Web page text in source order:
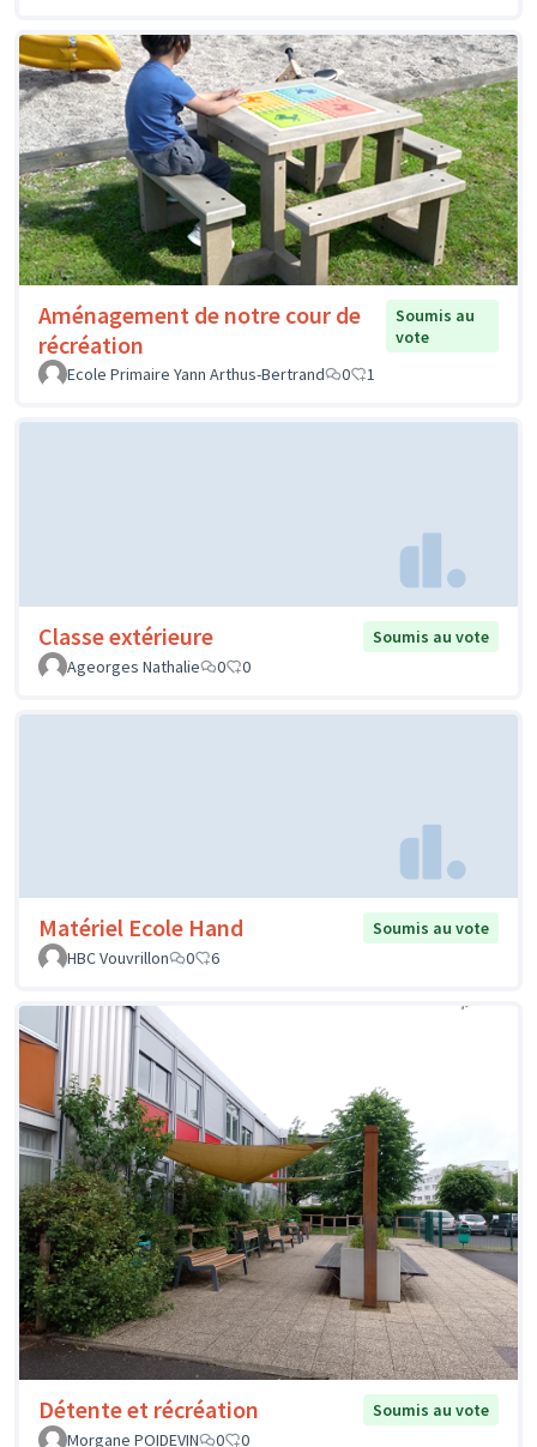
Aménagement de notre cour de
récréation
Soumis au
vote
Ecole Primaire Yann Arthus-Bertrand
0 1
Classe extérieure
Soumis au vote
Ageorges Nathalie
0 0
Matériel Ecole Hand
Soumis au vote
HBC Vouvrillon
0 6
Détente et récréation
Soumis au vote
Morgane POIDEVIN
0 0